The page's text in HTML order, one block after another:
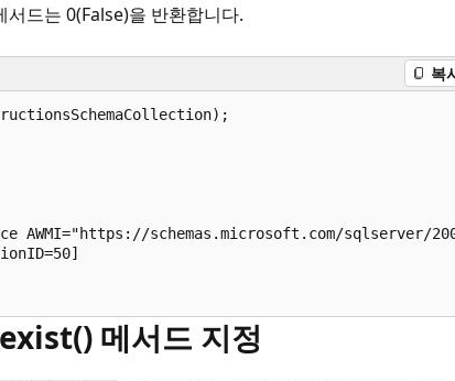
드는 0(False)을 반환합니다.
복
AWMI="https://schemas.microsoft.com/sqlserver/
메서드 지정